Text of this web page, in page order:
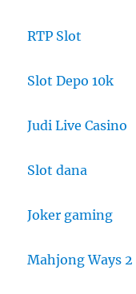
RTP Slot
Slot Depo 10k
Judi Live Casino
Slot dana
Joker gaming
Mahjong Ways 2